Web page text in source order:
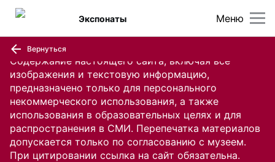
Содержание настоящего сайта, включая все
изображения и текстовую информацию,
предназначено только для персонального
некоммерческого использования, а также
использования в образовательных целях и для
распространения в СМИ. Перепечатка материалов
допускается только по согласованию с музеем.
При цитировании ссылка на сайт обязательна.
Меню
Экспонаты
Вернуться